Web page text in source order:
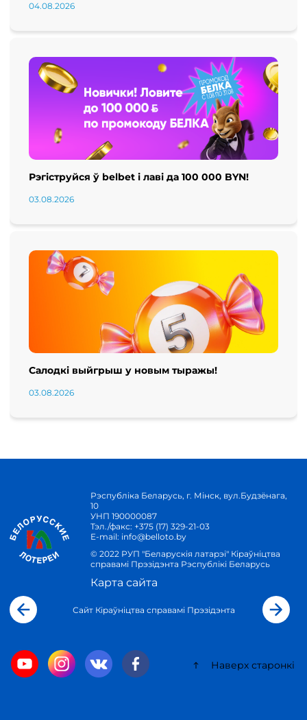
04.08.2026
Рэгіструйся ў belbet і лаві да 100 000 BYN!
03.08.2026
Салодкі выйгрыш у новым тыражы!
03.08.2026
Рэспубліка Беларусь, г. Мінск, вул.Будзёнага,
10
УНП 190000087
Тэл./факс: +375 (17) 329-21-03
E-mail: info@belloto.by
© 2022 РУП "Беларускія латарэі" Кіраўніцтва
справамі Прэзідэнта Рэспублікі Беларусь
Карта сайта
Сайт Кіраўніцтва справамі Прэзідэнта
Наверх старонкі